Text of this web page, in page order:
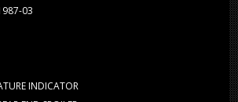
03
INDICATOR